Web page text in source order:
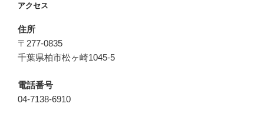
アクセス
住所
〒277-0835
千葉県柏市松ヶ崎1045-5
電話番号
04-7138-6910